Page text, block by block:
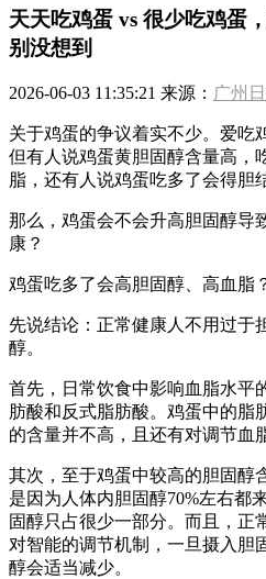
天天吃鸡蛋 vs 很少吃鸡蛋
别没想到
2026-06-03 11:35:21 来源： 广州
关于鸡蛋的争议着实不少。爱吃
但有人说鸡蛋黄胆固醇含量高，
脂，还有人说鸡蛋吃多了会得胆
那么，鸡蛋会不会升高胆固醇导
康？
鸡蛋吃多了会高胆固醇、高血脂
先说结论：正常健康人不用过于
醇。
首先，日常饮食中影响血脂水平
肪酸和反式脂肪酸。鸡蛋中的脂
的含量并不高，且还有对调节血
其次，至于鸡蛋中较高的胆固醇
是因为人体内胆固醇70%左右都
固醇只占很少一部分。而且，正
对智能的调节机制，一旦摄入胆
醇会适当减少。